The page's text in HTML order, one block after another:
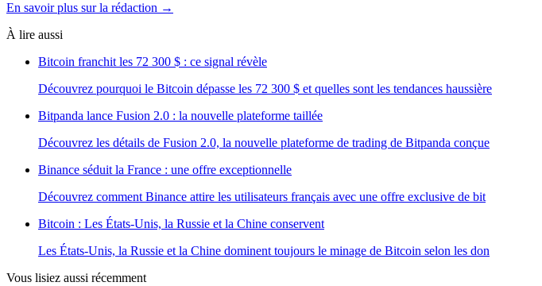
En savoir plus sur la rédaction →
À lire aussi
Bitcoin franchit les 72 300 $ : ce signal révèle
Découvrez pourquoi le Bitcoin dépasse les 72 300 $ et quelles sont les tendances haussière
Bitpanda lance Fusion 2.0 : la nouvelle plateforme taillée
Découvrez les détails de Fusion 2.0, la nouvelle plateforme de trading de Bitpanda conçue
Binance séduit la France : une offre exceptionnelle
Découvrez comment Binance attire les utilisateurs français avec une offre exclusive de bit
Bitcoin : Les États-Unis, la Russie et la Chine conservent
Les États-Unis, la Russie et la Chine dominent toujours le minage de Bitcoin selon les don
Vous lisiez aussi récemment